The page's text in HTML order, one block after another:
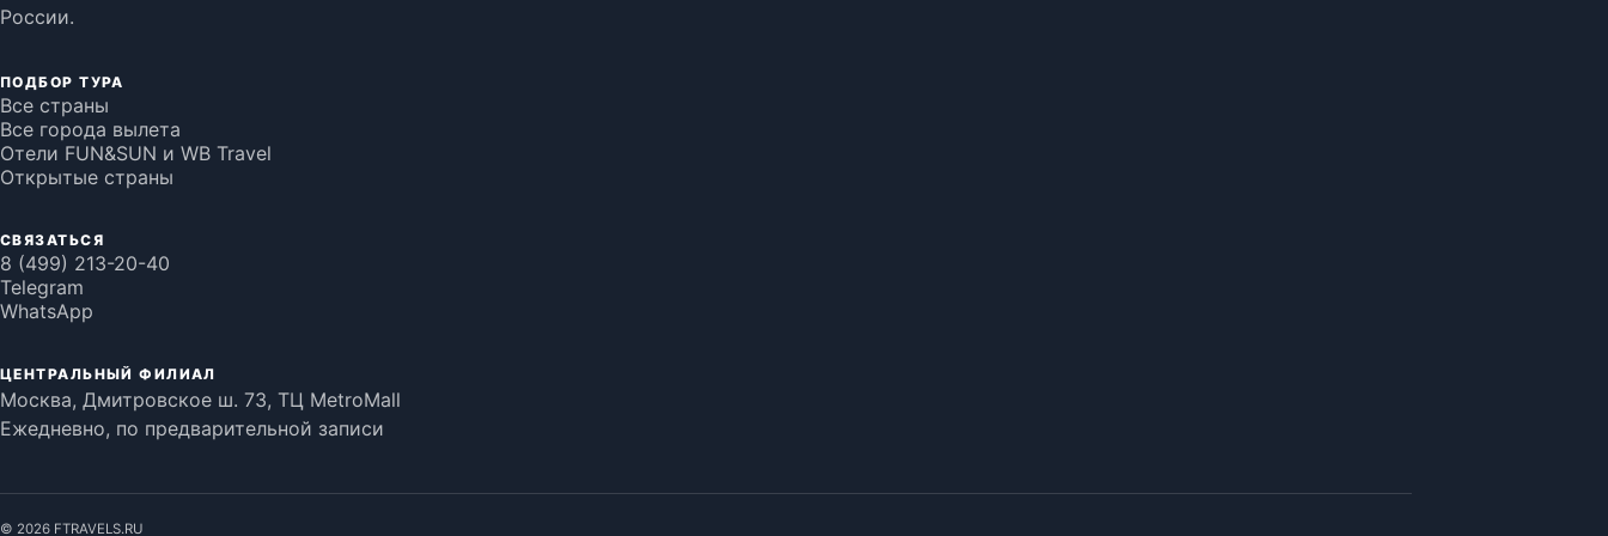
России.
ПОДБОР ТУРА
Все страны
Все города вылета
Отели FUN&SUN и WB Travel
Открытые страны
СВЯЗАТЬСЯ
8 (499) 213-20-40
Telegram
WhatsApp
ЦЕНТРАЛЬНЫЙ ФИЛИАЛ
Москва, Дмитровское ш. 73, ТЦ MetroMall
Ежедневно, по предварительной записи
© 2026 FTRAVELS.RU